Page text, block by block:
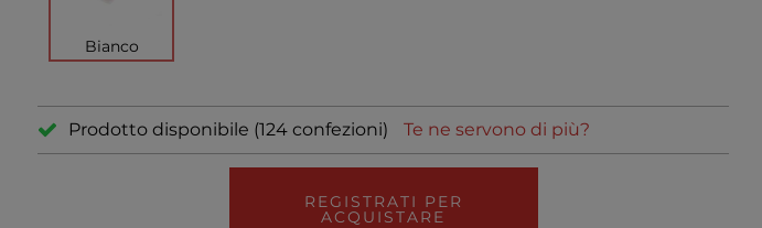
Bianco
Prodotto disponibile (124 confezioni) Te ne servono di più?
REGISTRATI PER
ACQUISTARE